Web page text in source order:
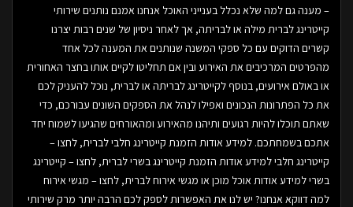
– מענה גם למה שלא נכלל בענייני האוכל אנחנו אמנם נותנים שירותי
קייטרינג לברית מילה או לבריתה, אך לאחר ניסיון של שנים רבות יצרנו
קשרים הדוקים עם כל ספקי המשנה שנותנים את המענה לכל אחד
מהפרטים המרכיבים את האירוע ובין אם תחליטו לקיים אותו בחצר האחורית
או באולם אירועים, בנוסף לקייטרינג לבריתה או לברית, נוכל להעניק לכם
את כל הפתרונות הנכונים ואפילו לנהל את הספקים השונים עבורכם, כדי
שאתם תוכלו להיות רגועים ותיהנו מהאירוע ומהאורחים שהגיעו לשמוח יחד
אתכם בשמחתכם. למידע אודות הזמנת קייטרינג חלבי לברית, לחצו –
קייטרינג חלבי למידע אודות הזמנת קייטרינג בשרי לברית, לחצו – קייטרינג
בשרי למידע אודות אוכל מוכן או מגשי אירוח לברית, לחצו – מגשי אירוח
למה דווקא אנחנו? יש לנו את האפשרות לספק לכם הרבה יותר מרק שירותי